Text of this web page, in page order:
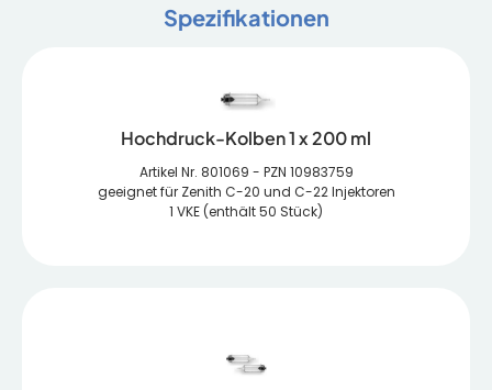
Spezifikationen
Hochdruck-Kolben 1 x 200 ml
Artikel Nr. 801069 - PZN 10983759
geeignet für Zenith C-20 und C-22 Injektoren
1 VKE (enthält 50 Stück)